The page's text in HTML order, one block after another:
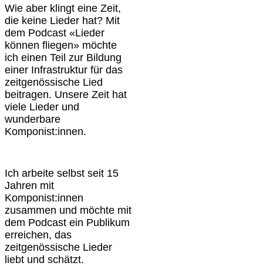
Wie aber klingt eine Zeit,
die keine Lieder hat? Mit
dem Podcast «Lieder
können fliegen» möchte
ich einen Teil zur Bildung
einer Infrastruktur für das
zeitgenössische Lied
beitragen. Unsere Zeit hat
viele Lieder und
wunderbare
Komponist:innen.
Ich arbeite selbst seit 15
Jahren mit
Komponist:innen
zusammen und möchte mit
dem Podcast ein Publikum
erreichen, das
zeitgenössische Lieder
liebt und schätzt.